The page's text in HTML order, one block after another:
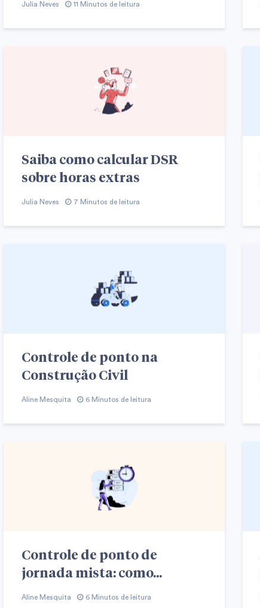
Julia Neves 11 Minutos de leitura
Saiba como calcular DSR
sobre horas extras
Julia Neves 7 Minutos de leitura
Controle de ponto na
Construção Civil
Aline Mesquita 6 Minutos de leitura
Controle de ponto de
jornada mista: como...
Aline Mesquita 6 Minutos de leitura